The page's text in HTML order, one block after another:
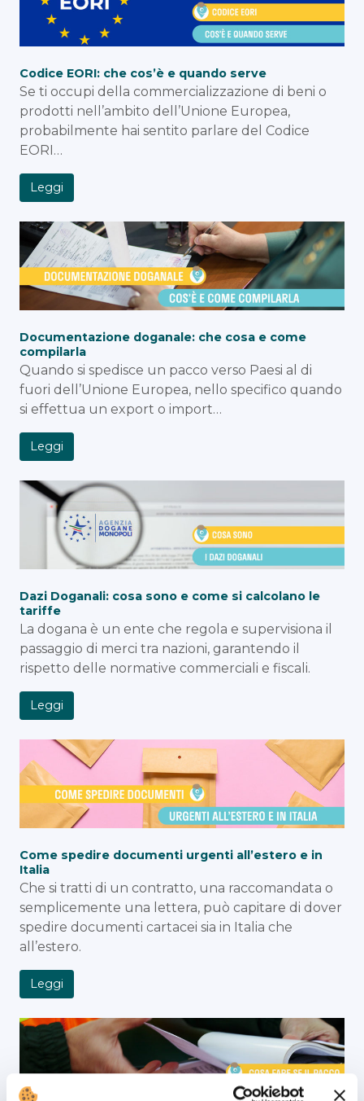
Codice EORI: che cos’è e quando serve
Se ti occupi della commercializzazione di beni o
prodotti nell’ambito dell’Unione Europea,
probabilmente hai sentito parlare del Codice
EORI…
Leggi
Documentazione doganale: che cosa e come
compilarla
Quando si spedisce un pacco verso Paesi al di
fuori dell’Unione Europea, nello specifico quando
si effettua un export o import…
Leggi
Dazi Doganali: cosa sono e come si calcolano le
tariffe
La dogana è un ente che regola e supervisiona il
passaggio di merci tra nazioni, garantendo il
rispetto delle normative commerciali e fiscali.
Leggi
Come spedire documenti urgenti all’estero e in
Italia
Che si tratti di un contratto, una raccomandata o
semplicemente una lettera, può capitare di dover
spedire documenti cartacei sia in Italia che
all’estero.
Leggi